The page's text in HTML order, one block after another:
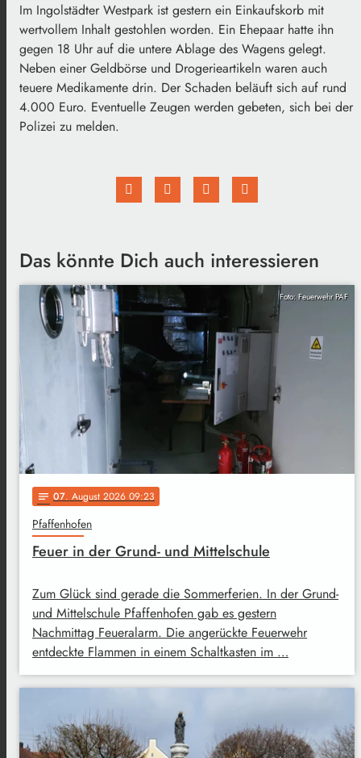
Im Ingolstädter Westpark ist gestern ein Einkaufskorb mit
wertvollem Inhalt gestohlen worden. Ein Ehepaar hatte ihn
gegen 18 Uhr auf die untere Ablage des Wagens gelegt.
Neben einer Geldbörse und Drogerieartikeln waren auch
teuere Medikamente drin. Der Schaden beläuft sich auf rund
4.000 Euro. Eventuelle Zeugen werden gebeten, sich bei der
Polizei zu melden.
Das könnte Dich auch interessieren
Foto: Feuerwehr PAF
notes 07. August 2026 09:23
Pfaffenhofen
Feuer in der Grund- und Mittelschule
Zum Glück sind gerade die Sommerferien. In der Grund-
und Mittelschule Pfaffenhofen gab es gestern
Nachmittag Feueralarm. Die angerückte Feuerwehr
entdeckte Flammen in einem Schaltkasten im …